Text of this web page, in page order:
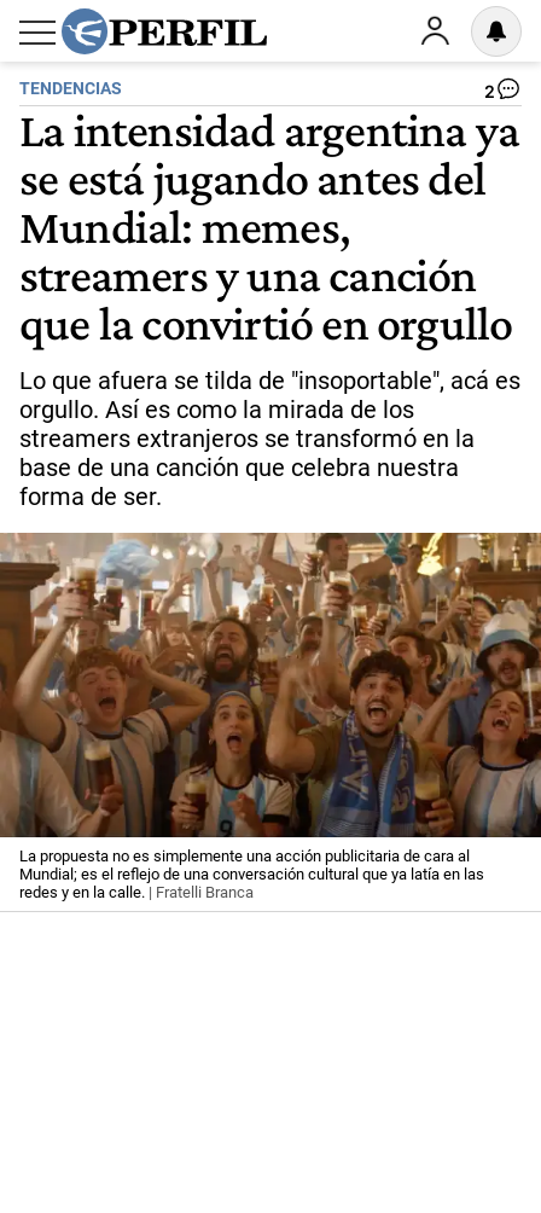
TENDENCIAS 2
La intensidad argentina ya
se está jugando antes del
Mundial: memes,
streamers y una canción
que la convirtió en orgullo
Lo que afuera se tilda de "insoportable", acá es
orgullo. Así es como la mirada de los
streamers extranjeros se transformó en la
base de una canción que celebra nuestra
forma de ser.
La propuesta no es simplemente una acción publicitaria de cara al
Mundial; es el reflejo de una conversación cultural que ya latía en las
redes y en la calle. | Fratelli Branca